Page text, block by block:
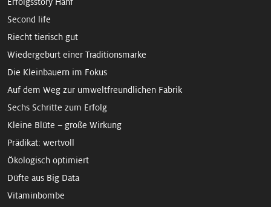
Second life
Riecht tierisch gut
Wieder­geburt einer Traditions­marke
Die Kleinbauern im Fokus
Auf dem Weg zur umweltfreund­lichen Fabrik
Sechs Schritte zum Erfolg
Kleine Blüte – große Wirkung
Prädikat: wertvoll
Ökologisch optimiert
Düfte aus Big Data
Vitaminbombe